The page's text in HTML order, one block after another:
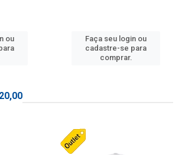
ou
Faça seu login ou
cadastre-se para
comprar.